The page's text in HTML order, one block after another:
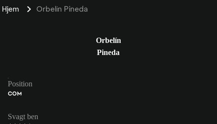
Hjem Orbelín Pineda
Orbelín
Pineda
Position
COM
Svagt ben